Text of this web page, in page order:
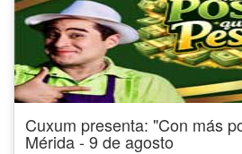
Cuxum presenta: "Con más
Mérida - 9 de agosto